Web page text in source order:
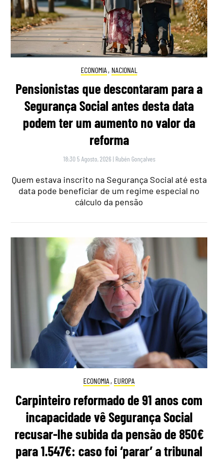
ECONOMIA , NACIONAL
Pensionistas que descontaram para a
Segurança Social antes desta data
podem ter um aumento no valor da
reforma
18:30 5 Agosto, 2026 | Rubén Gonçalves
Quem estava inscrito na Segurança Social até esta
data pode beneficiar de um regime especial no
cálculo da pensão
ECONOMIA , EUROPA
Carpinteiro reformado de 91 anos com
incapacidade vê Segurança Social
recusar-lhe subida da pensão de 850€
para 1.547€: caso foi ‘parar’ a tribunal